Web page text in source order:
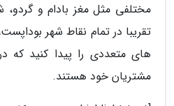
مختلفی مثل مغز بادام و
تقریبا در تمام نقاط شهر
های متعددی را پیدا کنید
مشتریان خود هستند.